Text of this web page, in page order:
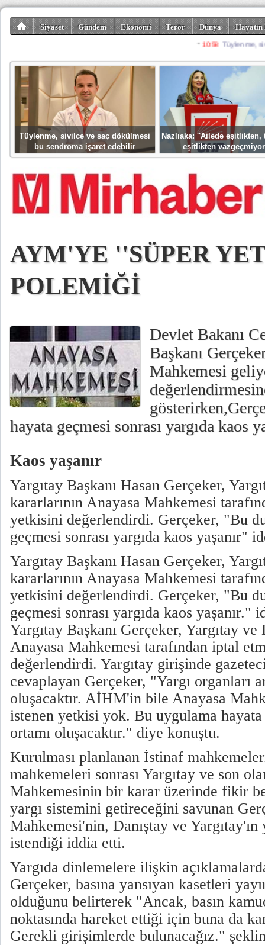
Siyaset Gündem Ekonomi Terör Dünya
Spor Misafir
Tüylenme, sivilce ve saç dökülmesi
bu sendroma işaret edebilir
Nazlıaka: ''Ailede eşitlikten,
eşitlikten
AYM'YE ''SÜPER
POLEMİĞİ
Devlet Bakanı
Başkanı
Mahkemesi
hayata geçmesi sonrası yargıda kaos
Kaos yaşanır
Yargıtay Başkanı Hasan Gerçeker,
kararlarının Anayasa Mahkemesi
yetkisini değerlendirdi. Gerçeker, "Bu
geçmesi sonrası yargıda kaos yaşanır"
Yargıtay Başkanı Hasan Gerçeker,
kararlarının Anayasa Mahkemesi
yetkisini değerlendirdi. Gerçeker, "Bu
geçmesi sonrası yargıda kaos yaşanır."
Yargıtay Başkanı Gerçeker, Yargıtay ve
Anayasa Mahkemesi tarafından iptal
değerlendirdi. Yargıtay girişinde
cevaplayan Gerçeker, "Yargı organları
oluşacaktır. AİHM'in bile Anayasa
istenen yetkisi yok. Bu uygulama hayata
ortamı oluşacaktır." diye konuştu.
Kurulması planlanan İstinaf
mahkemeleri sonrası Yargıtay ve son
Mahkemesinin bir karar üzerinde fikir
yargı sistemini getireceğini savunan
Mahkemesi'nin, Danıştay ve
istendiği iddia etti.
Yargıda dinlemelere ilişkin
Gerçeker, basına yansıyan kasetleri
olduğunu belirterek "Ancak, basın
noktasında hareket ettiği için buna da
Gerekli girişimlerde bulunacağız."